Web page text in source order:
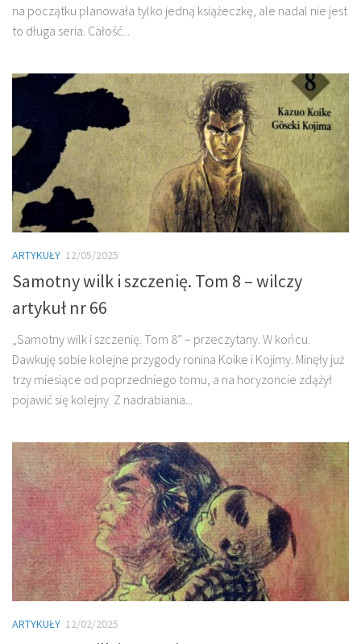
na początku planowała tylko jedną książeczkę, ale nadal nie jest
to długa seria. Całość...
ARTYKUŁY 12/05/2025
Samotny wilk i szczenię. Tom 8 – wilczy
artykuł nr 66
„Samotny wilk i szczenię. Tom 8” – przeczytany. W końcu.
Dawkuję sobie kolejne przygody ronina Koike i Kojimy. Minęły już
trzy miesiące od poprzedniego tomu, a na horyzoncie zdążył
pojawić się kolejny. Z nadrabiania...
ARTYKUŁY 12/02/2025